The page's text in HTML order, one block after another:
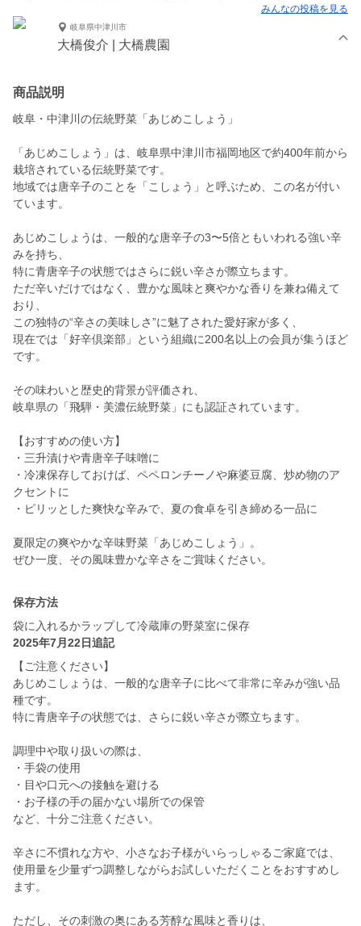
みんなの投稿を見る
岐阜県中津川市
大橋俊介 | 大橋農園
商品説明
岐阜・中津川の伝統野菜「あじめこしょう」
「あじめこしょう」は、岐阜県中津川市福岡地区で約400年前から
栽培されている伝統野菜です。
地域では唐辛子のことを「こしょう」と呼ぶため、この名が付い
ています。
あじめこしょうは、一般的な唐辛子の3〜5倍ともいわれる強い辛
みを持ち、
特に青唐辛子の状態ではさらに鋭い辛さが際立ちます。
ただ辛いだけではなく、豊かな風味と爽やかな香りを兼ね備えて
おり、
この独特の“辛さの美味しさ”に魅了された愛好家が多く、
現在では「好辛倶楽部」という組織に200名以上の会員が集うほど
です。
その味わいと歴史的背景が評価され、
岐阜県の「飛騨・美濃伝統野菜」にも認証されています。
【おすすめの使い方】
・三升漬けや青唐辛子味噌に
・冷凍保存しておけば、ペペロンチーノや麻婆豆腐、炒め物のア
クセントに
・ピリッとした爽快な辛みで、夏の食卓を引き締める一品に
夏限定の爽やかな辛味野菜「あじめこしょう」。
保存方法
袋に入れるかラップして冷蔵庫の野菜室に保存
2025年7月22日追記
【ご注意ください】
あじめこしょうは、一般的な唐辛子に比べて非常に辛みが強い品
種です。
特に青唐辛子の状態では、さらに鋭い辛さが際立ちます。
調理中や取り扱いの際は、
・手袋の使用
・目や口元への接触を避ける
・お子様の手の届かない場所での保管
など、十分ご注意ください。
辛さに不慣れな方や、小さなお子様がいらっしゃるご家庭では、
使用量を少量ずつ調整しながらお試しいただくことをおすすめし
ます。
ただし、その刺激の奥にある芳醇な風味と香りは、